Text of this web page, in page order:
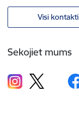
Visi kontakti
Sekojiet mums